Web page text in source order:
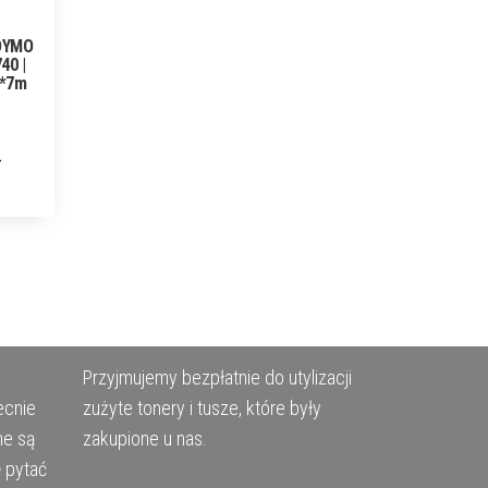
|
są
pytać
Przyjmujemy bezpłatnie do utylizacji
zużyte tonery i tusze, które były
zakupione u nas.